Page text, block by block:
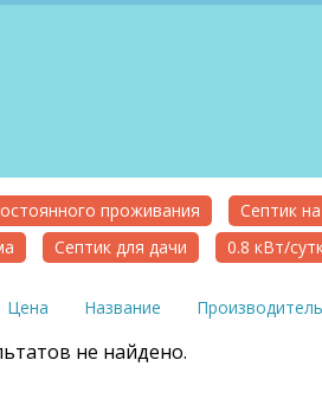
проживания Септик
Септик для дачи 0.8 кВт/
Цена Название
не найдено.